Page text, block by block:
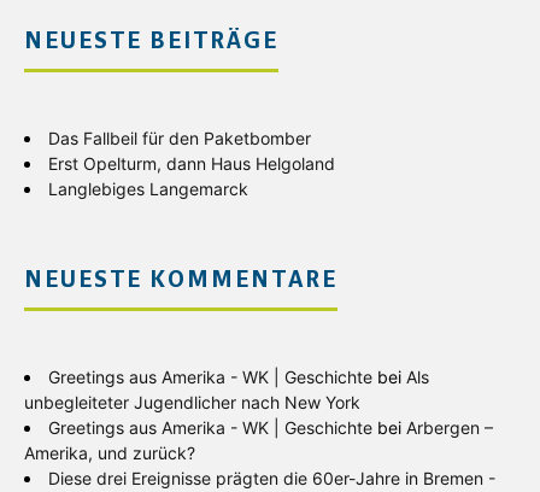
NEUESTE BEITRÄGE
Das Fallbeil für den Paketbomber
Erst Opelturm, dann Haus Helgoland
Langlebiges Langemarck
NEUESTE KOMMENTARE
Greetings aus Amerika - WK | Geschichte bei Als
unbegleiteter Jugendlicher nach New York
Greetings aus Amerika - WK | Geschichte bei Arbergen –
Amerika, und zurück?
Diese drei Ereignisse prägten die 60er-Jahre in Bremen -